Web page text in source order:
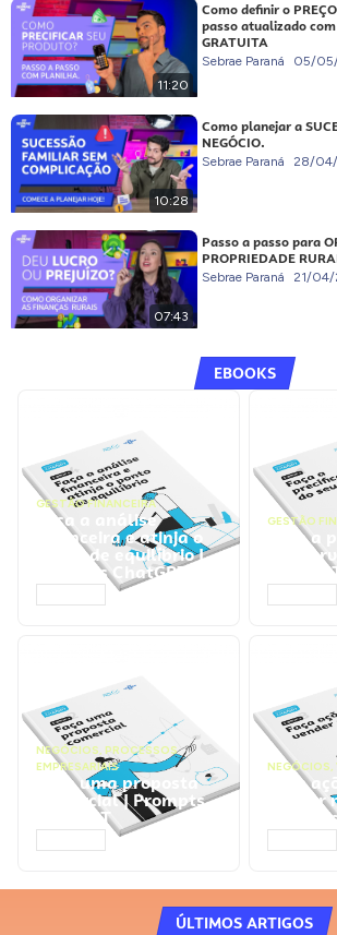
11:20
Como definir o
passo atualizado
GRATUITA
Sebrae Paraná 05/
10:28
Como planejar a
NEGÓCIO.
Sebrae Paraná 28/
07:43
Passo a passo para
PROPRIEDADE
Sebrae Paraná 21/
EBOOKS
GESTÃO FINANCEIRA
Faça a análise
financeira e atinja o
ponto de equilíbrio |
Prompts ChatGPT
GESTÃO
Faça a
seu
NEGÓCIOS, PROCESSOS
EMPRESARIAIS
Faça uma proposta
comercial | Prompts
ChatGPT
NEGÓCIOS,
Faça
vender
ÚLTIMOS ARTIGOS